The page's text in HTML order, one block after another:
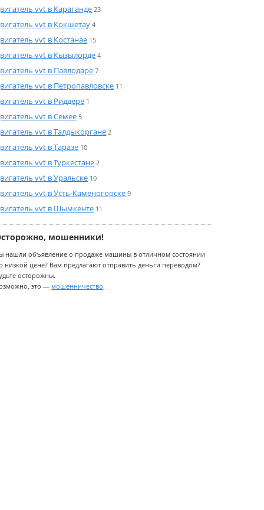
vvt в Караганде 23
vvt в Кокшетау 4
vvt в Костанае 15
vvt в Кызылорде 4
vvt в Павлодаре 7
vvt в Петропавловске 11
vvt в Риддере 1
vvt в Семее 5
vvt в Талдыкоргане 2
vvt в Таразе 10
vvt в Туркестане 2
vvt в Уральске 10
vvt в Усть-Каменогорске 9
vvt в Шымкенте 11
мошенники!
нашли объявление о продаже машины в отличном состоянии
низкой цене? Вам предлагают отправить деньги переводом?
осторожны.
это — мошенничество.